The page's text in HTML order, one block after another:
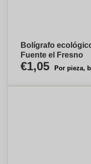
Bolígrafo
Fuente el Fresno
€1,05 Por pieza,